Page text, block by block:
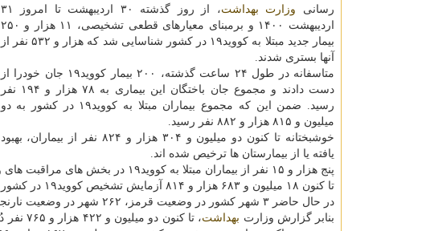
رسانی وزارت بهداشت
، از روز گذشته ۳۰ اردیبهشت تا امروز ۳۱
اردیبهشت ۱۴۰۰ و برمبنای معیارهای قطعی تشخیصی، ۱۱ هزار و ۲۵۰
بیمار جدید مبتلا به کووید۱۹ در کشور شناسایی شد که هزار و ۵۳۲ نفر از
آنها بستری شدند.
متاسفانه در طول ۲۴ ساعت گذشته، ۲۰۰ بیمار کووید۱۹ جان خودرا از
دست دادند و مجموع جان باختگان این بیماری به ۷۸ هزار و ۱۹۴ نفر
رسید. ضمن این که مجموع بیماران مبتلا به کووید۱۹ در کشور به دو
میلیون و ۸۱۵ هزار و ۸۸۲ نفر رسید.
خوشبختانه تا کنون دو میلیون و ۳۰۴ هزار و ۸۲۴ نفر از بیماران، بهبود
یافته یا از بیمارستان ها ترخیص شده اند.
پنج هزار و ۱۵ نفر از بیماران مبتلا به کووید۱۹ در بخش های مراقبت های ویژه بیمارستانها تحت مراقبت قرار دارند.
تا کنون ۱۸ میلیون و ۶۸۳ هزار و ۸۱۴ آزمایش تشخیص کووید۱۹ در کشور انجام شده است.
در حال حاضر ۳ شهر کشور در وضعیت قرمز، ۲۶۲ شهر در وضعیت نارنجی، ۱۸۳ شهر در وضعیت زرد قرار دارند.
بنابر گزارش وزارت بهداشت